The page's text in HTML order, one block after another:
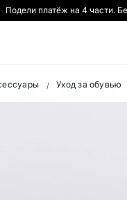
Подели платёж на 4 части.
Уход за обувью